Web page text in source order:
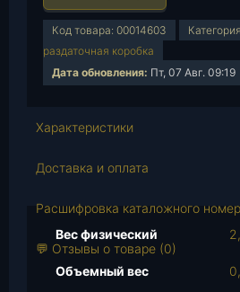
и
е
в
т
в
р
Код товара: 00014603
раздаточная коробка
Дата обновления: Пт, 07 Авг. 09:19
Характеристики
Доставка и оплата
Расшифровка каталожного
💬 Отзывы о товаре (0)
Вес физический
Объемный вес